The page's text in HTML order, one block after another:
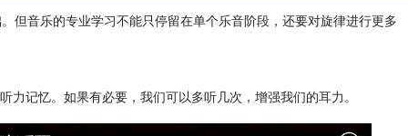
但音乐的专业学习不能只停留在单个乐音阶段，还要对旋律进行更多
记忆。如果有必要，我们可以多听几次，增强我们的耳力。